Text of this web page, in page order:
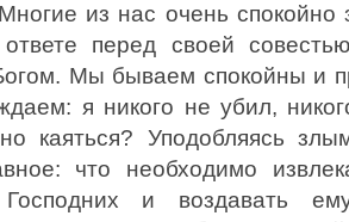
из нас очень
перед своей
Мы бываем спокойны и
я никого не убил,
каяться? Уподобляясь
что необходимо
Господних и воздавать